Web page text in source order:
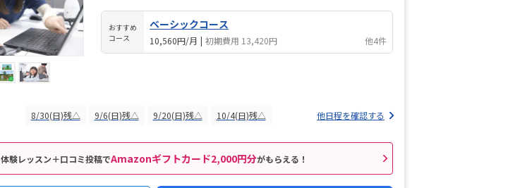
おすすめ
コース
ベーシックコース
10,560円/月 | 初期費用 13,420円 他4件
8/30(日)残△ 9/6(日)残△ 9/20(日)残△ 10/4(日)残△ 他日程を確認する
体験レッスン＋口コミ投稿でAmazonギフトカード2,000円分がもらえる！